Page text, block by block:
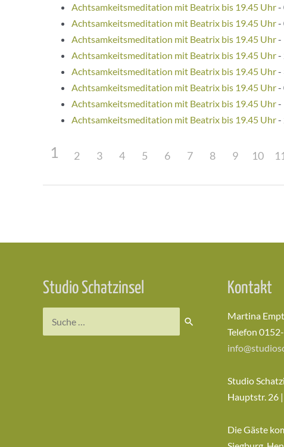
Achtsamkeitsmeditation mit Beatrix bis 19.45 Uhr-
Achtsamkeitsmeditation mit Beatrix bis 19.45 Uhr-
Achtsamkeitsmeditation mit Beatrix bis 19.45 Uhr-
Achtsamkeitsmeditation mit Beatrix bis 19.45 Uhr-
Achtsamkeitsmeditation mit Beatrix bis 19.45 Uhr-
Achtsamkeitsmeditation mit Beatrix bis 19.45 Uhr-
Achtsamkeitsmeditation mit Beatrix bis 19.45 Uhr-
Achtsamkeitsmeditation mit Beatrix bis 19.45 Uhr-
1 2 3 4 5 6 7 8 9 10 11
Studio Schatzinsel Kontakt
Martina Empt
Telefon
Studio
Hauptstr. 26
Die Gäste